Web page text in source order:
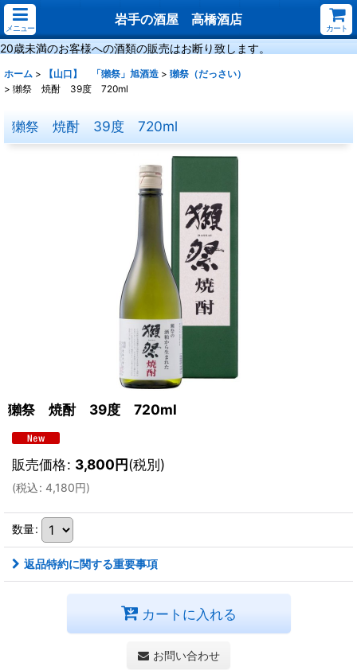
メニュー
岩手の酒屋 高橋酒店
カート
20歳未満のお客様への酒類の販売はお断り致します。
ホーム > 【山口】 「獺祭」旭酒造 > 獺祭（だっさい）
> 獺祭 焼酎 39度 720ml
獺祭 焼酎 39度 720ml
獺祭 焼酎 39度 720ml
販売価格: 3,800円(税別)
(税込: 4,180円)
数量:
返品特約に関する重要事項
カートに入れる
お問い合わせ